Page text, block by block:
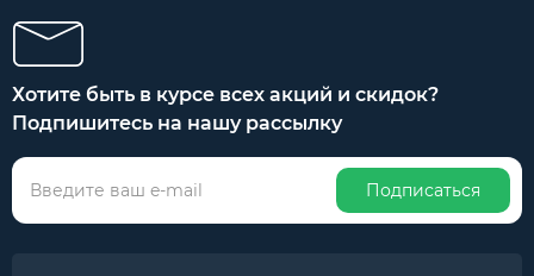
Хотите быть в курсе всех акций и скидок?
Подпишитесь на нашу рассылку
Подписаться